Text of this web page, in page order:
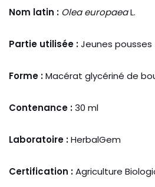
Nom latin : Olea europaeaL.
Partie utilisée :Jeunes pousses
Forme :Macérat glycériné de
Contenance :30 ml
Laboratoire :HerbalGem
Certification :Agriculture